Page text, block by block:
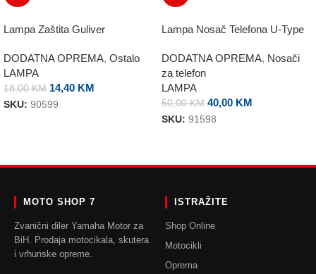
Lampa Zaštita Guliver
DODATNA OPREMA, Ostalo
LAMPA
18,00KM 14,40 KM
SKU: 90599
Lampa Nosač Telefona U-Type
DODATNA OPREMA, Nosači
za telefon
LAMPA
50,00KM 40,00 KM
SKU: 91598
MOTO SHOP 7
Zvanični diler Yamaha Motor za
BiH. Prodaja motocikala, skutera
i vrhunske opreme.
ISTRAŽITE
Shop Online
Motocikli
Oprema